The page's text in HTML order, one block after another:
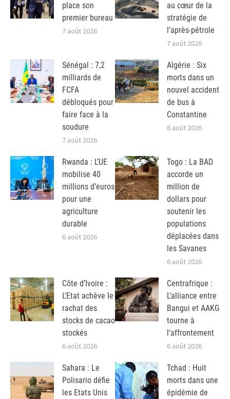
place son
premier bureau
7 août 2026
au cœur de la
stratégie de
l’après-pétrole
7 août 2026
Sénégal : 7,2
milliards de
FCFA
débloqués pour
faire face à la
soudure
7 août 2026
Algérie : Six
morts dans un
nouvel accident
de bus à
Constantine
6 août 2026
Rwanda : L’UE
mobilise 40
millions d’euros
pour une
agriculture
durable
6 août 2026
Togo : La BAD
accorde un
million de
dollars pour
soutenir les
populations
déplacées dans
les Savanes
6 août 2026
Côte d’Ivoire :
L’Etat achève le
rachat des
stocks de cacao
stockés
6 août 2026
Centrafrique :
L’alliance entre
Bangui et AAKG
tourne à
l’affrontement
6 août 2026
Sahara : Le
Polisario défie
les Etats Unis
Tchad : Huit
morts dans une
épidémie de